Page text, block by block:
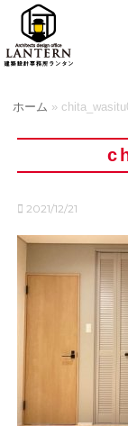
ホーム »
2021/12/21